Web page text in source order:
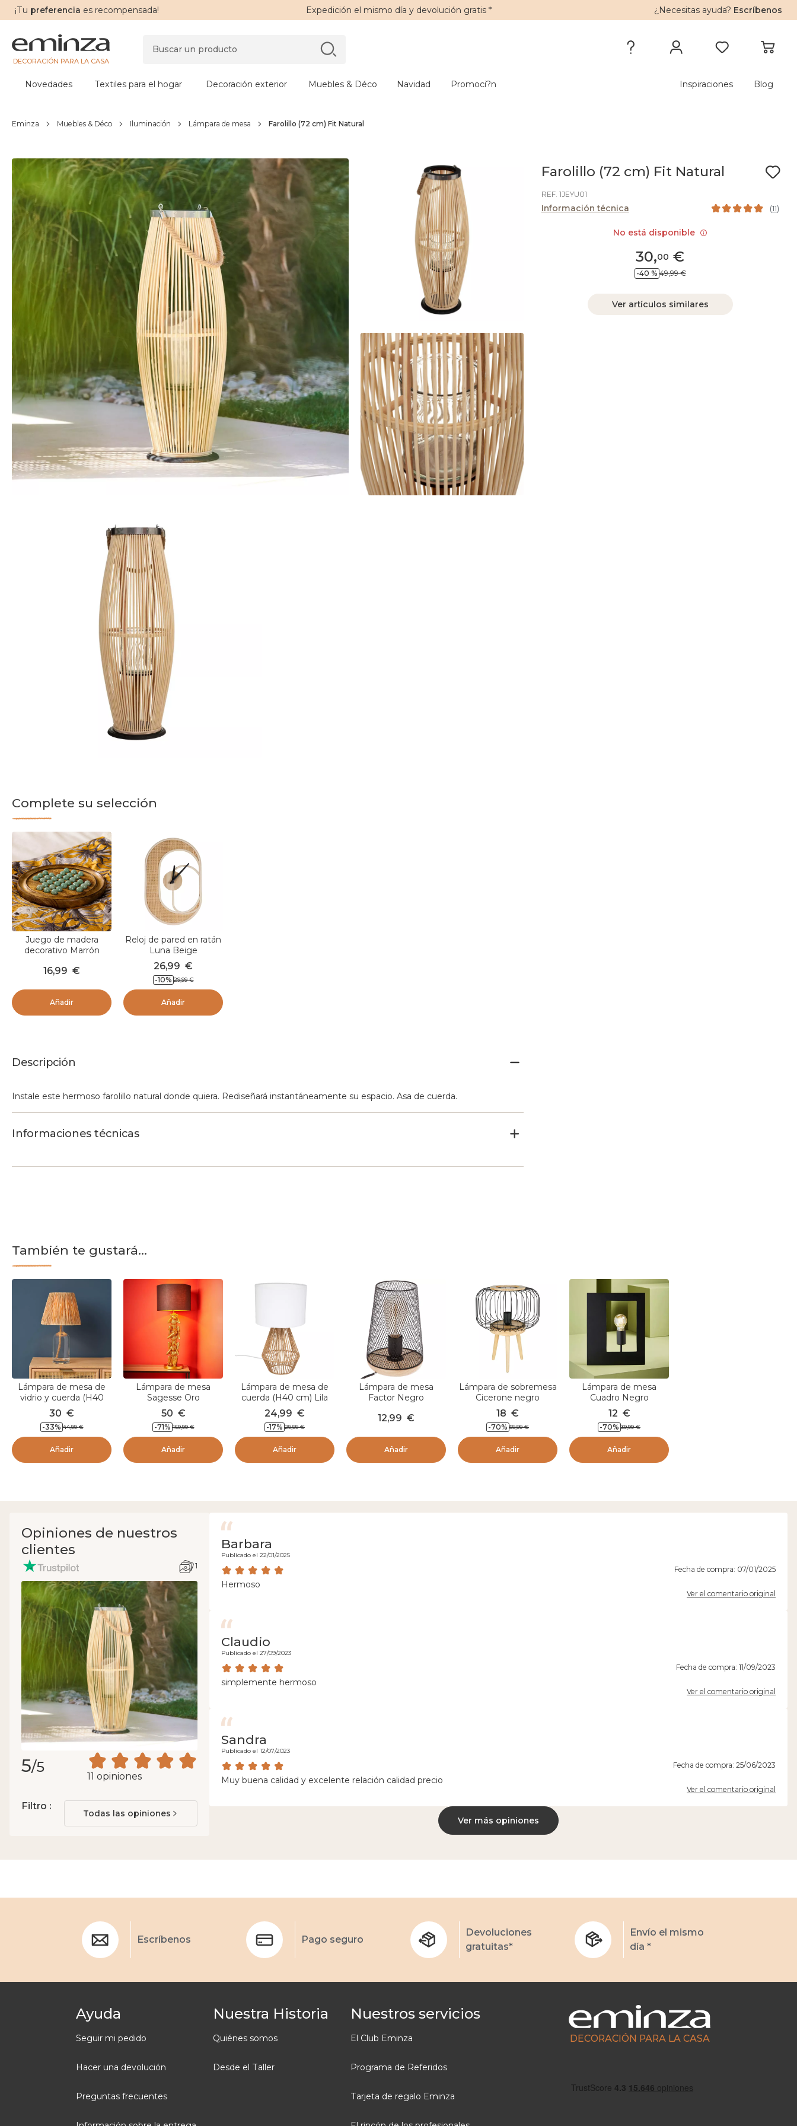
¡Tu preferencia es recompensada! Expedición el mismo día y devolución gratis* ¿Necesitas ayuda? Escríbenos
DECORACIÓN PARA LA CASA
Novedades Textiles para el hogar Decoración exterior Muebles & Déco Navidad Promoci?n Inspiraciones Blog
Eminza Muebles & Déco Iluminación Lámpara de mesa Farolillo (72 cm) Fit Natural
Farolillo (72 cm) Fit Natural
REF. 1JEYU01
Información técnica (11)
30,00 €
-40 % 49,99 €
Ver artículos similares
Complete su selección
Juego de madera
decorativo Marrón
16,99 €
Añadir
Reloj de pared en ratán
Luna Beige
26,99 €
-10% 29,99 €
Añadir
Descripción
Instale este hermoso farolillo natural donde quiera. Rediseñará instantáneamente su espacio. Asa de cuerda.
Informaciones técnicas
También te gustará...
Lámpara de mesa de
vidrio y cuerda (H40
cm) Haddock Beige
30 €
-33% 44,99 €
Añadir
Lámpara de mesa
Sagesse Oro
50 €
-71% 169,99 €
Añadir
Lámpara de mesa de
cuerda (H40 cm) Lila
Naturelle
24,99 €
-17% 29,99 €
Añadir
Lámpara de mesa
Factor Negro
12,99 €
Añadir
Lámpara de sobremesa
Cicerone negro
18 €
-70% 59,99 €
Añadir
Lámpara de mesa
Cuadro Negro
12 €
-70% 39,99 €
Añadir
Opiniones de nuestros
clientes
1
5/5
11 opiniones
Filtro :
Todas las opiniones
Barbara
Publicado el 22/01/2025
Fecha de compra: 07/01/2025
Hermoso
Ver el comentario original
Claudio
Publicado el 27/09/2023
Fecha de compra: 11/09/2023
simplemente hermoso
Ver el comentario original
Sandra
Publicado el 12/07/2023
Fecha de compra: 25/06/2023
Muy buena calidad y excelente relación calidad precio
Ver el comentario original
Ver más opiniones
Escríbenos Pago seguro
Devoluciones
gratuitas*
Envío el mismo
día *
Ayuda
Seguir mi pedido
Hacer una devolución
Preguntas frecuentes
Nuestra Historia
Quiénes somos
Desde el Taller
Nuestros servicios
El Club Eminza
Programa de Referidos
Tarjeta de regalo Eminza
DECORACIÓN PARA LA CASA